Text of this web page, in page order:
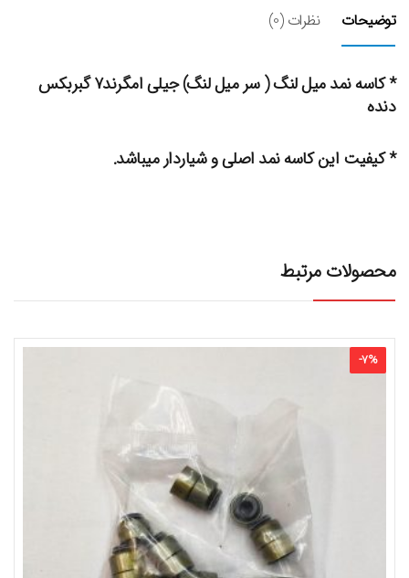
توضیحات نظرات (0)
* کاسه نمد میل لنگ ( سر میل لنگ) جیلی امگرند۷ گبربکس
دنده
* کیفیت این کاسه نمد اصلی و شیاردار میباشد.
محصولات مرتبط
-7%